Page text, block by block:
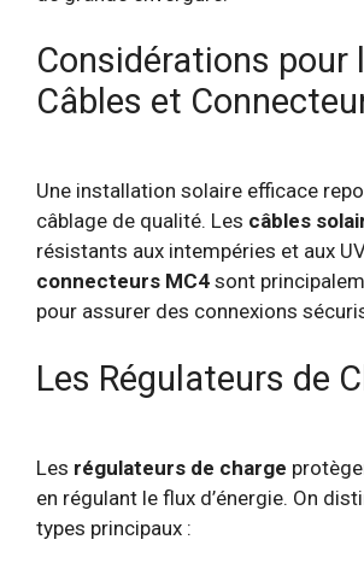
Considérations pour
Câbles et
Une installation solaire efficace
câblage de qualité. Les câbles
résistants aux intempéries et aux
connecteurs MC4 sont
pour assurer des connexions
Les Régulateurs de
Les régulateurs de charge
en régulant le flux d’énergie. On
types principaux :